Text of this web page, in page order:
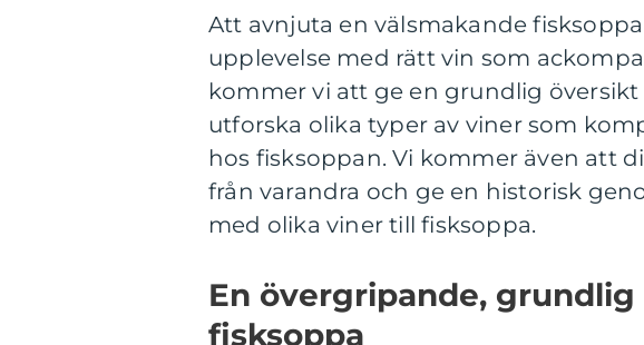
Att avnjuta en välsmakande
upplevelse med rätt vin som
kommer vi att ge en grundlig
utforska olika typer av viner som
hos fisksoppan. Vi kommer även att
från varandra och ge en historisk
med olika viner till fisksoppa.
En övergripande,
fisksoppa